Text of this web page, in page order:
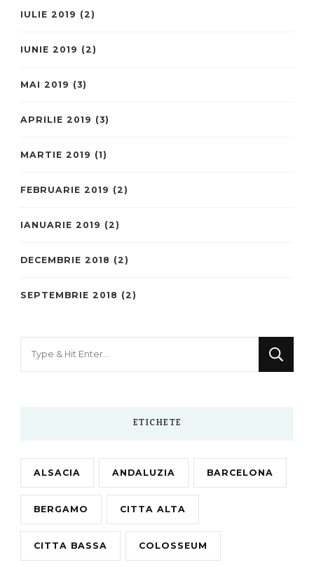
IULIE 2019 (2)
IUNIE 2019 (2)
MAI 2019 (3)
APRILIE 2019 (3)
MARTIE 2019 (1)
FEBRUARIE 2019 (2)
IANUARIE 2019 (2)
DECEMBRIE 2018 (2)
SEPTEMBRIE 2018 (2)
ETICHETE
ALSACIA ANDALUZIA BARCELONA
BERGAMO CITTA ALTA
CITTA BASSA COLOSSEUM